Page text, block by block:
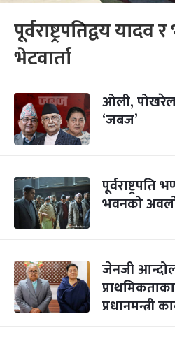
पूर्वराष्ट्रपतिद्वय यादव
भेटवार्ता
ओली,
‘जबज’
पूर्वराष्ट्रपति
भवनको
जेनजी
प्रधानमन्त्री